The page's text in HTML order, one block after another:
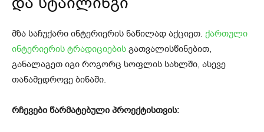
მზა საჩუქარი ინტერიერის ნაწილად აქციეთ. ქართული
ინტერიერის ტრადიციების გათვალისწინებით,
განალაგეთ იგი როგორც სოფლის სახლში, ასევე
თანამედროვე ბინაში.
რჩევები წარმატებული პროექტისთვის: